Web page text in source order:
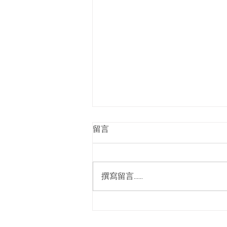
2025高雄按摩芳療spa
是否時常隱隱作痛？壓力與疲勞是
留言
撰寫留言......